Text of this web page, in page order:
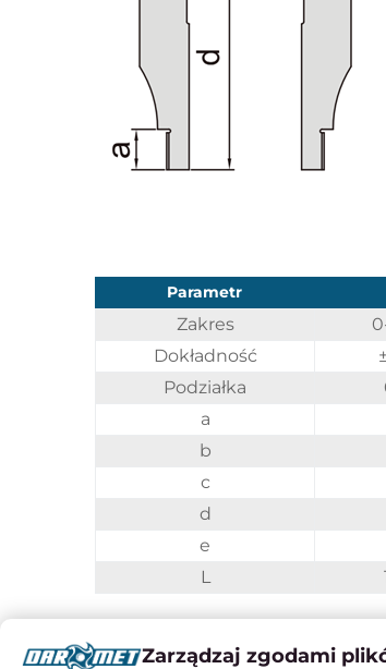
Parametr
Zakres
Dokładność
Podziałka
a
b
c
d
e
L
Czy wiesz, że ...?
Zarządzaj zgodami